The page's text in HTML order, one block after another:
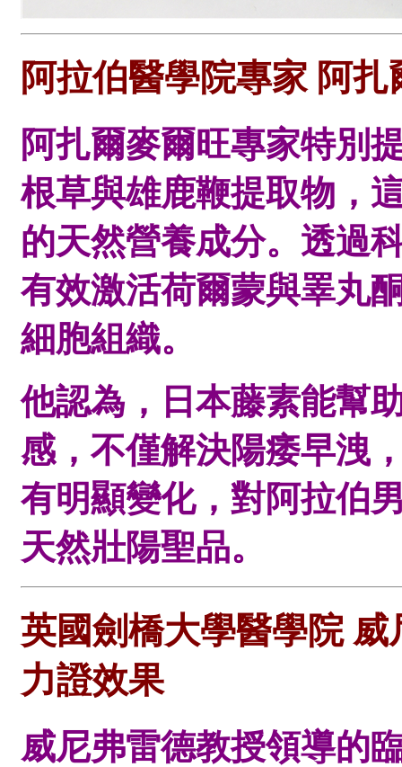
阿拉伯醫學院專家 阿
阿扎爾麥爾旺專家特別
根草與雄鹿鞭提取物，
的天然營養成分。透過
有效激活荷爾蒙與睪丸
細胞組織。
他認為，日本藤素能幫
感，不僅解決陽痿早洩
有明顯變化，對阿拉伯
天然壯陽聖品。
英國劍橋大學醫學院
力證效果
威尼弗雷德教授領導的